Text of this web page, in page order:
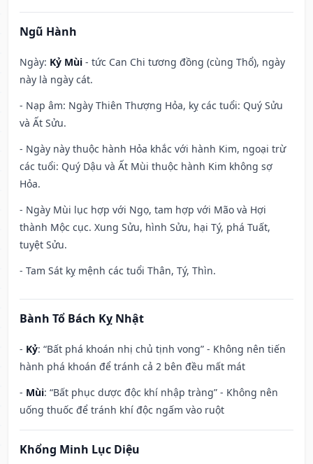
Ngũ Hành
Ngày: Kỷ Mùi - tức Can Chi tương đồng (cùng Thổ), ngày
này là ngày cát.
- Nạp âm: Ngày Thiên Thượng Hỏa, kỵ các tuổi: Quý Sửu
và Ất Sửu.
- Ngày này thuộc hành Hỏa khắc với hành Kim, ngoại trừ
các tuổi: Quý Dậu và Ất Mùi thuộc hành Kim không sợ
Hỏa.
- Ngày Mùi lục hợp với Ngọ, tam hợp với Mão và Hợi
thành Mộc cục. Xung Sửu, hình Sửu, hại Tý, phá Tuất,
tuyệt Sửu.
- Tam Sát kỵ mệnh các tuổi Thân, Tý, Thìn.
Bành Tổ Bách Kỵ Nhật
- Kỷ: “Bất phá khoán nhị chủ tịnh vong” - Không nên tiến
hành phá khoán để tránh cả 2 bên đều mất mát
- Mùi: “Bất phục dược độc khí nhập tràng” - Không nên
uống thuốc để tránh khí độc ngấm vào ruột
Khổng Minh Lục Diệu